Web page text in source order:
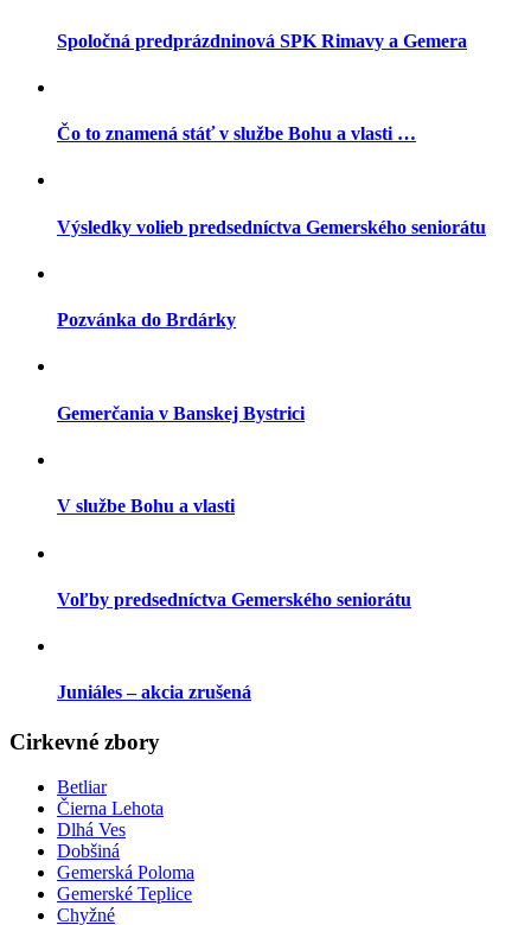
Spoločná predprázdninová SPK Rimavy a Gemera
Čo to znamená stáť v službe Bohu a vlasti …
Výsledky volieb predsedníctva Gemerského seniorátu
Pozvánka do Brdárky
Gemerčania v Banskej Bystrici
V službe Bohu a vlasti
Voľby predsedníctva Gemerského seniorátu
Juniáles – akcia zrušená
Cirkevné zbory
Betliar
Čierna Lehota
Dlhá Ves
Dobšiná
Gemerská Poloma
Gemerské Teplice
Chyžné